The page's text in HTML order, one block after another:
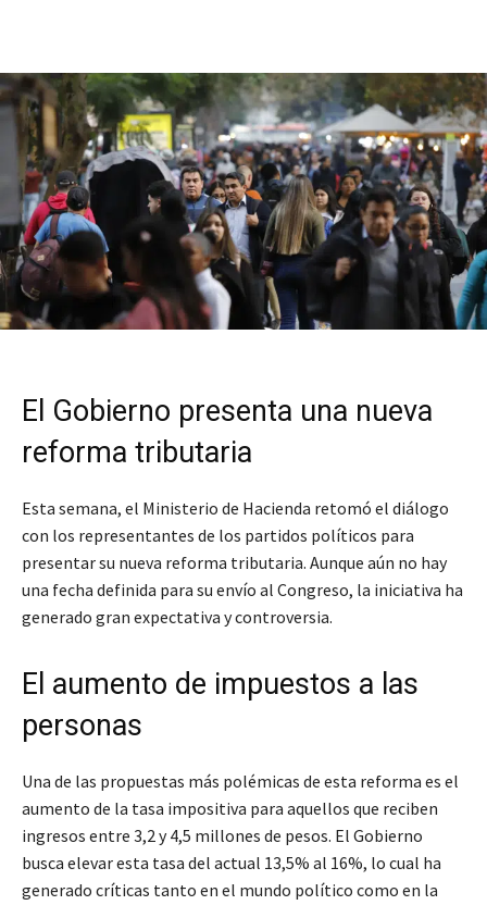
El Gobierno presenta una nueva
reforma tributaria
Esta semana, el Ministerio de Hacienda retomó el diálogo
con los representantes de los partidos políticos para
presentar su nueva reforma tributaria. Aunque aún no hay
una fecha definida para su envío al Congreso, la iniciativa ha
generado gran expectativa y controversia.
El aumento de impuestos a las
personas
Una de las propuestas más polémicas de esta reforma es el
aumento de la tasa impositiva para aquellos que reciben
ingresos entre 3,2 y 4,5 millones de pesos. El Gobierno
busca elevar esta tasa del actual 13,5% al 16%, lo cual ha
generado críticas tanto en el mundo político como en la